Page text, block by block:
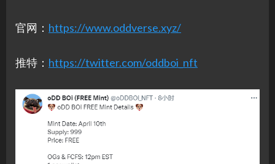
官网： https://www.oddverse.xyz/
推特： https://twitter.com/oddboi_nft